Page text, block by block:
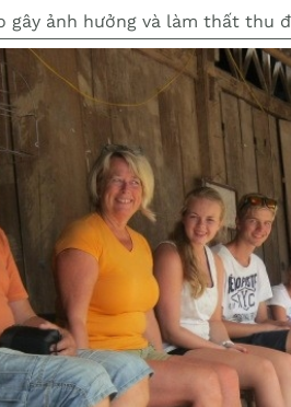
gây ảnh hưởng và làm thất thu